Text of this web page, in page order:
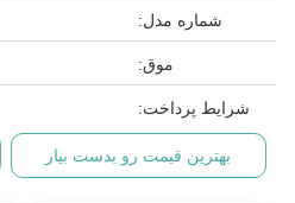
شماره مدل:
موق:
شرایط پرداخت:
بهترین قیمت رو بدست بیار